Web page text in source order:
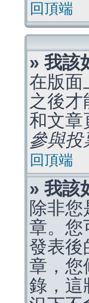
回頂端
» 我該
在版面
之後
和文
參與投
回頂端
» 我該
除非
章。您
發表後
章，您
錄，這